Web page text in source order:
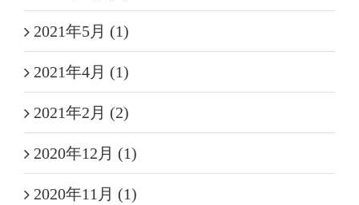
2021年5月 (1)
2021年4月 (1)
2021年2月 (2)
2020年12月 (1)
2020年11月 (1)